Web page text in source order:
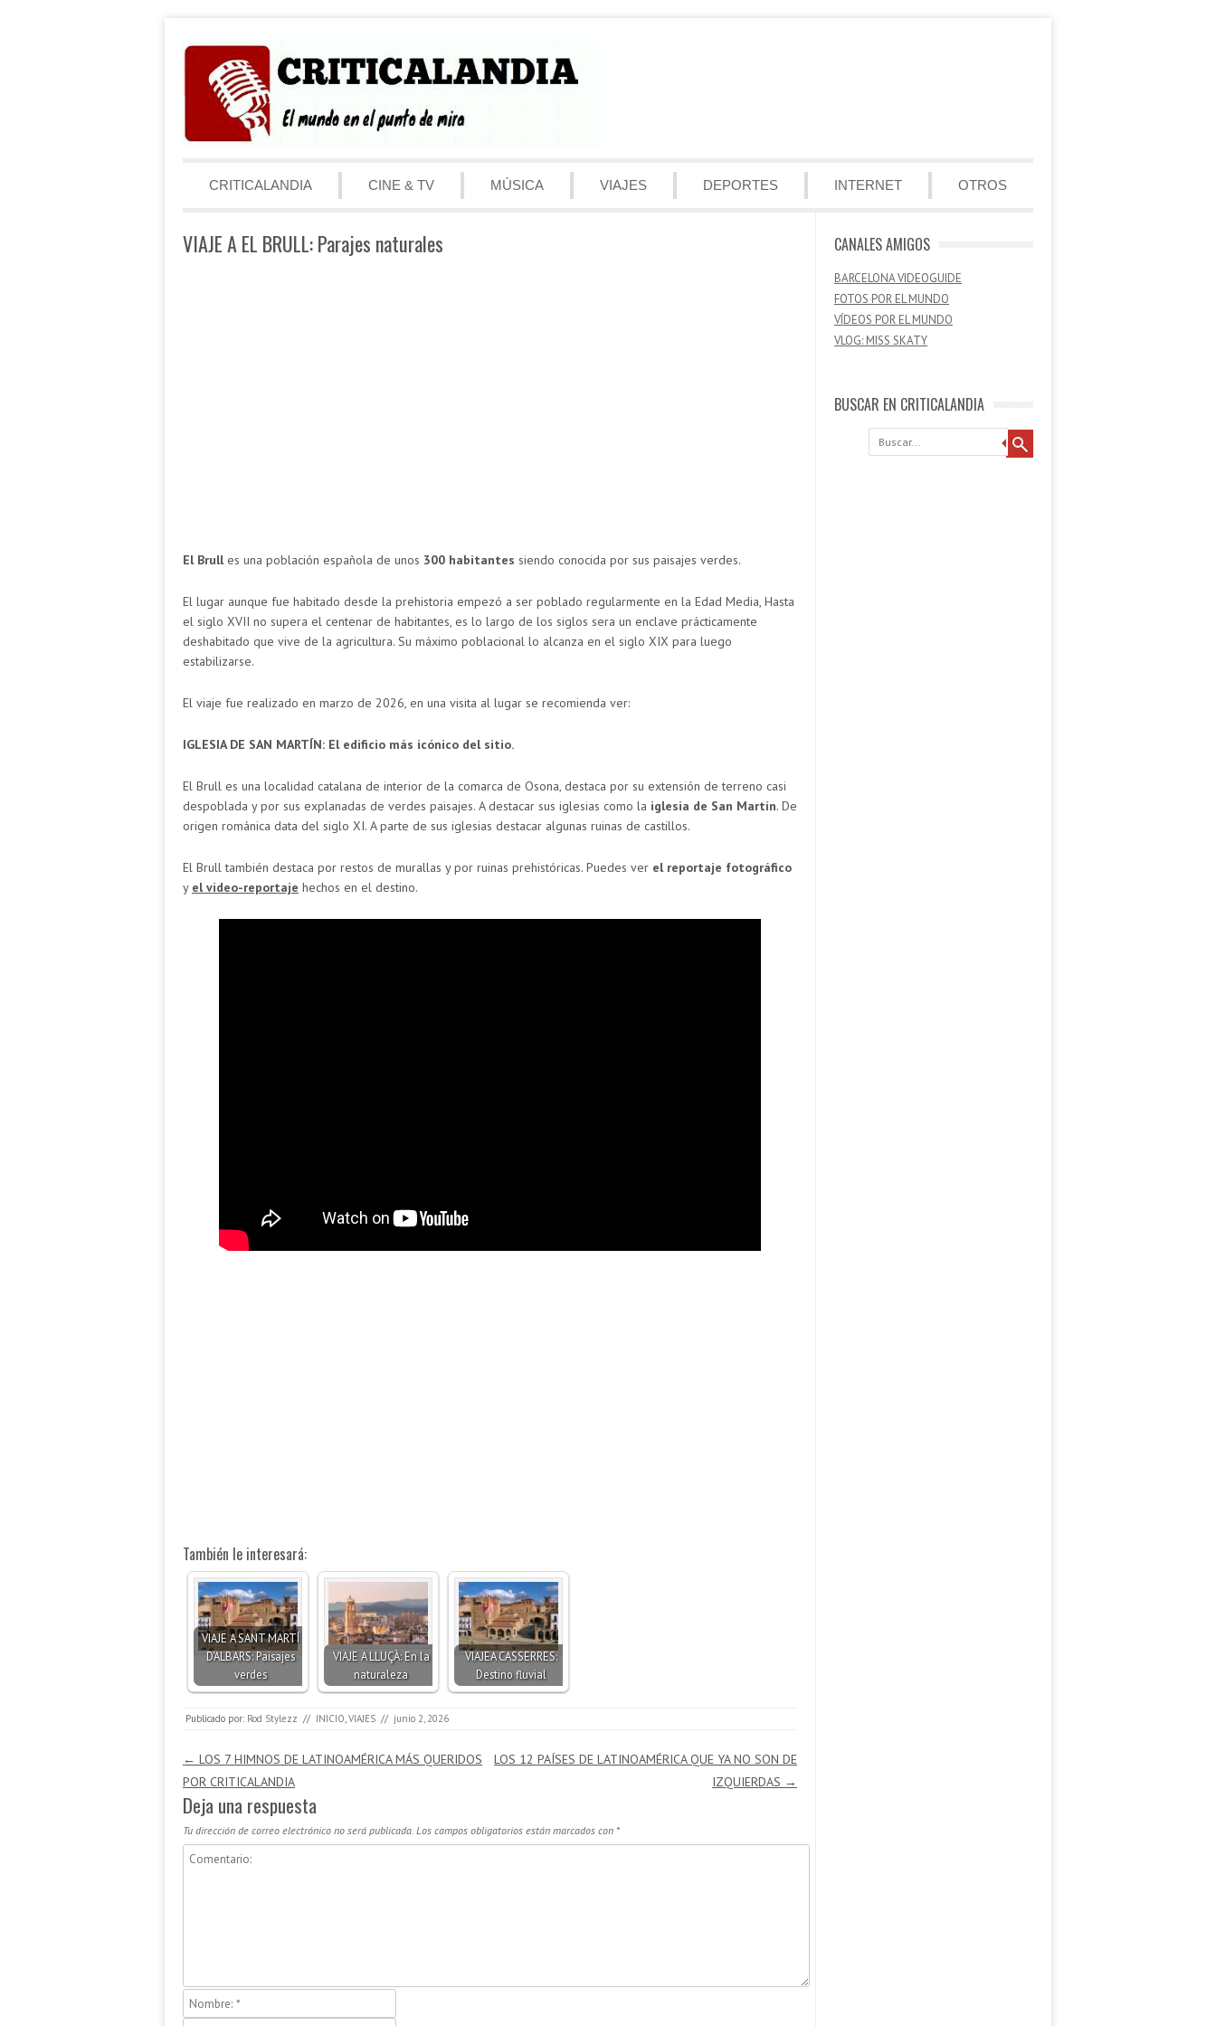
Menú
CRITICALANDIA
CINE & TV MÚSICA VIAJES DEPORTES INTERNET OTROS
VIAJE A EL BRULL: Parajes naturales
El Brulles una población española de unos 300 habitantes siendo conocida por sus paisajes verdes.
El lugar aunque fue habitado desde la prehistoria empezó a ser poblado regularmente en la Edad Media, Hasta
el siglo XVII no supera el centenar de habitantes, es lo largo de los siglos sera un enclave prácticamente
deshabitado que vive de la agricultura. Su máximo poblacional lo alcanza en el siglo XIX para luego
estabilizarse.
El viaje fue realizado en marzo de 2026, en una visita al lugar se recomienda ver:
IGLESIA DE SAN MARTÍN: El edificio más icónico del sitio.
El Brull es una localidad catalana de interior de la comarca de Osona, destaca por su extensión de terreno casi
despoblada y por sus explanadas de verdes paisajes. A destacar sus iglesias como la iglesia de San Martín. De
origen románica data del siglo XI. A parte de sus iglesias destacar algunas ruinas de castillos.
El Brull también destaca por restos de murallas y por ruinas prehistóricas. Puedes ver el reportaje fotográfico
y el video-reportaje hechos en el destino.
También le interesará:
VIAJE A SANT MARTÍ
D'ALBARS: Paisajes
verdes
VIAJE A LLUÇÀ: En la
naturaleza
VIAJEA CASSERRES:
Destino fluvial
Publicado por: Rod Stylezz // INICIO VIAJES // junio 2, 2026
Navegación de entradas
← LOS 7 HIMNOS DE LATINOAMÉRICA MÁS QUERIDOS
POR CRITICALANDIA
LOS 12 PAÍSES DE LATINOAMÉRICA QUE YA NO SON DE
IZQUIERDAS →
Deja una respuesta
Tu dirección de correo electrónico no será publicada. Los campos obligatorios están marcados con *
CANALES AMIGOS
BARCELONA VIDEOGUIDE
FOTOS POR EL MUNDO
VÍDEOS POR EL MUNDO
VLOG: MISS SKATY
BUSCAR EN CRITICALANDIA
Buscar